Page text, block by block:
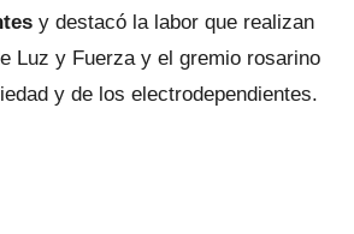
y destacó la labor que realizan
Luz y Fuerza y el gremio rosarino
y de los electrodependientes.